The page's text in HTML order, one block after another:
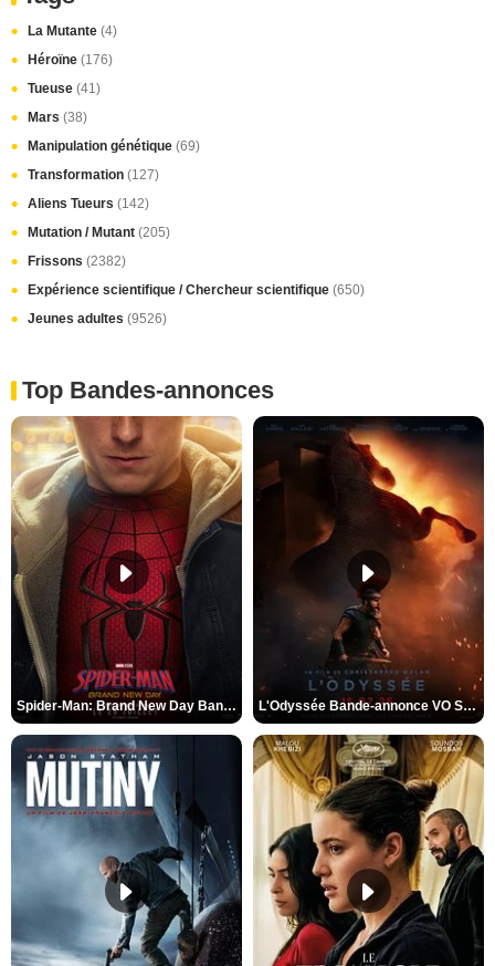
La Mutante (4)
Héroïne (176)
Tueuse (41)
Mars (38)
Manipulation génétique (69)
Transformation (127)
Aliens Tueurs (142)
Mutation / Mutant (205)
Frissons (2382)
Expérience scientifique / Chercheur scientifique (650)
Jeunes adultes (9526)
Top Bandes-annonces
Spider-Man: Brand New Day Bande-annonce VO STFR L'Odyssée Bande-annonce VO STFR